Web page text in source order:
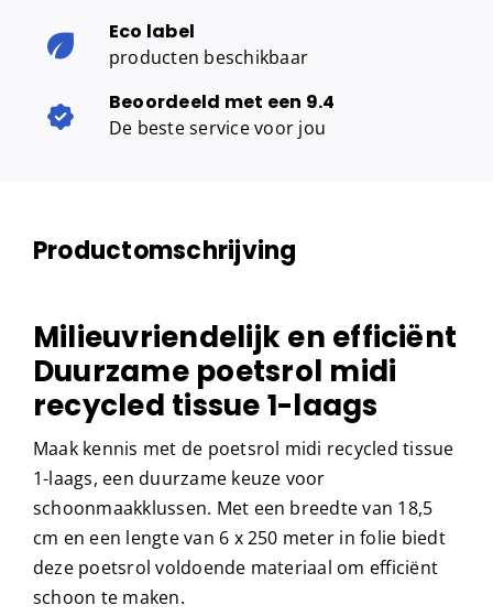
Eco label
producten beschikbaar
Beoordeeld met een 9.4
De beste service voor jou
Productomschrijving
Milieuvriendelijk en efficiënt
Duurzame poetsrol midi
recycled tissue 1-laags
Maak kennis met de poetsrol midi recycled tissue
1-laags, een duurzame keuze voor
schoonmaakklussen. Met een breedte van 18,5
cm en een lengte van 6 x 250 meter in folie biedt
deze poetsrol voldoende materiaal om efficiënt
schoon te maken.